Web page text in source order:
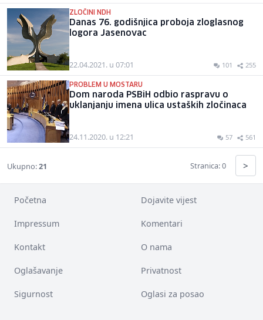
ZLOČINI NDH
Danas 76. godišnjica proboja zloglasnog
logora Jasenovac
22.04.2021. u 07:01 101 255
PROBLEM U MOSTARU
Dom naroda PSBiH odbio raspravu o
uklanjanju imena ulica ustaških zločinaca
24.11.2020. u 12:21 57 561
Ukupno:21 Stranica: 0 >
Početna Dojavite vijest
Impressum Komentari
Kontakt O nama
Oglašavanje Privatnost
Sigurnost Oglasi za posao